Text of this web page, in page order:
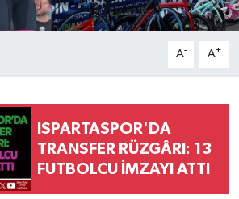
A- A+
ISPARTASPOR'DA
TRANSFER RÜZGÂRI: 13
FUTBOLCU İMZAYI ATTI